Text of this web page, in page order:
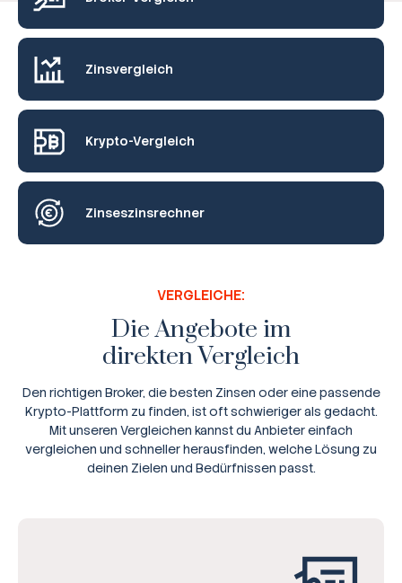
Zinsvergleich
Krypto-Vergleich
Zinseszinsrechner
VERGLEICHE:
Die Angebote im
direkten Vergleich
Den richtigen Broker, die besten Zinsen oder eine passende
Krypto-Plattform zu finden, ist oft schwieriger als gedacht.
Mit unseren Vergleichen kannst du Anbieter einfach
vergleichen und schneller herausfinden, welche Lösung zu
deinen Zielen und Bedürfnissen passt.